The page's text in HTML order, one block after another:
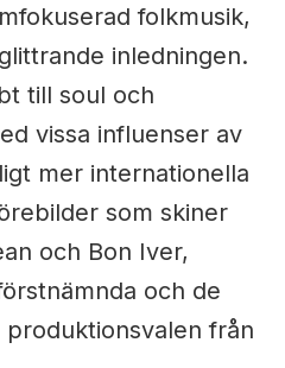
folkmusik,
inledningen.
till soul och
vissa influenser av
mer internationella
som skiner
och Bon Iver,
och de
från